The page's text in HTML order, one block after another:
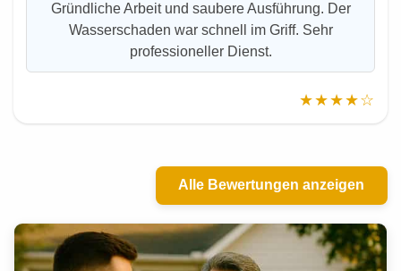
Gründliche Arbeit und saubere Ausführung. Der
Wasserschaden war schnell im Griff. Sehr
professioneller Dienst.
★★★★☆
Alle Bewertungen anzeigen